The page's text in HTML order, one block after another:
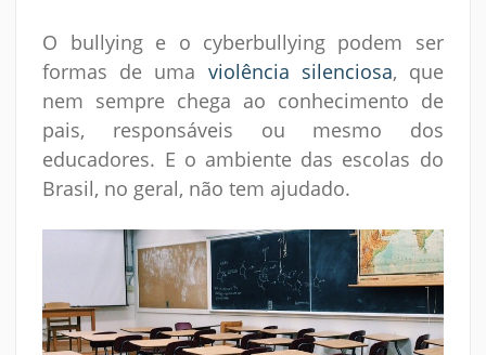
O bullying e o cyberbullying podem ser
formas de uma violência silenciosa, que
nem sempre chega ao conhecimento de
pais, responsáveis ou mesmo dos
educadores. E o ambiente das escolas do
Brasil, no geral, não tem ajudado.